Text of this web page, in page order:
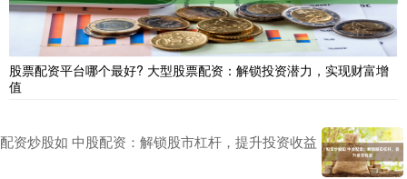
股票配资平台哪个最好? 大型股票配资：解锁投资潜力，实现财富增
值
配资炒股如 中股配资：解锁股市杠杆，提升投资收益